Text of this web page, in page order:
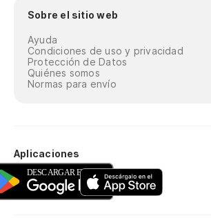
Sobre el sitio web
Ayuda
Condiciones de uso y privacidad
Protección de Datos
Quiénes somos
Normas para envío
Aplicaciones